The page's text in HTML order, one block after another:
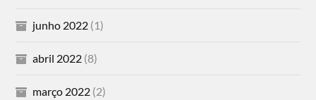
junho 2022 (1)
abril 2022 (8)
março 2022 (2)